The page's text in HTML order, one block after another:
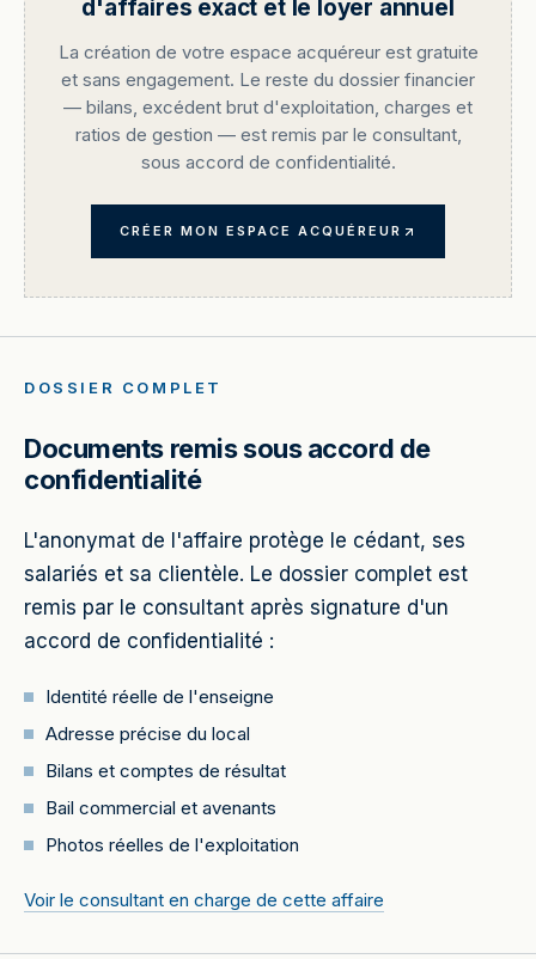
d'affaires exact et le loyer annuel
La création de votre espace acquéreur est gratuite
et sans engagement. Le reste du dossier financier
— bilans, excédent brut d'exploitation, charges et
ratios de gestion — est remis par le consultant,
sous accord de confidentialité.
CRÉER MON ESPACE ACQUÉREUR
DOSSIER COMPLET
Documents remis sous accord de
confidentialité
L'anonymat de l'affaire protège le cédant, ses
salariés et sa clientèle. Le dossier complet est
remis par le consultant après signature d'un
accord de confidentialité :
Identité réelle de l'enseigne
Adresse précise du local
Bilans et comptes de résultat
Bail commercial et avenants
Photos réelles de l'exploitation
Voir le consultant en charge de cette affaire